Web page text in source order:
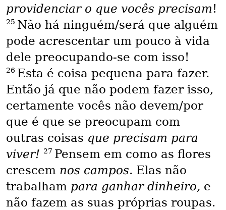
providenciar o que vocês precisam!
25 Não há ninguém/será que alguém
pode acrescentar um pouco à vida
dele preocupando-se com isso!
26 Esta é coisa pequena para fazer.
Então já que não podem fazer isso,
certamente vocês não devem/por
que é que se preocupam com
outras coisas que precisam para
viver! 27 Pensem em como as flores
crescem nos campos. Elas não
trabalham para ganhar dinheiro, e
não fazem as suas próprias roupas.